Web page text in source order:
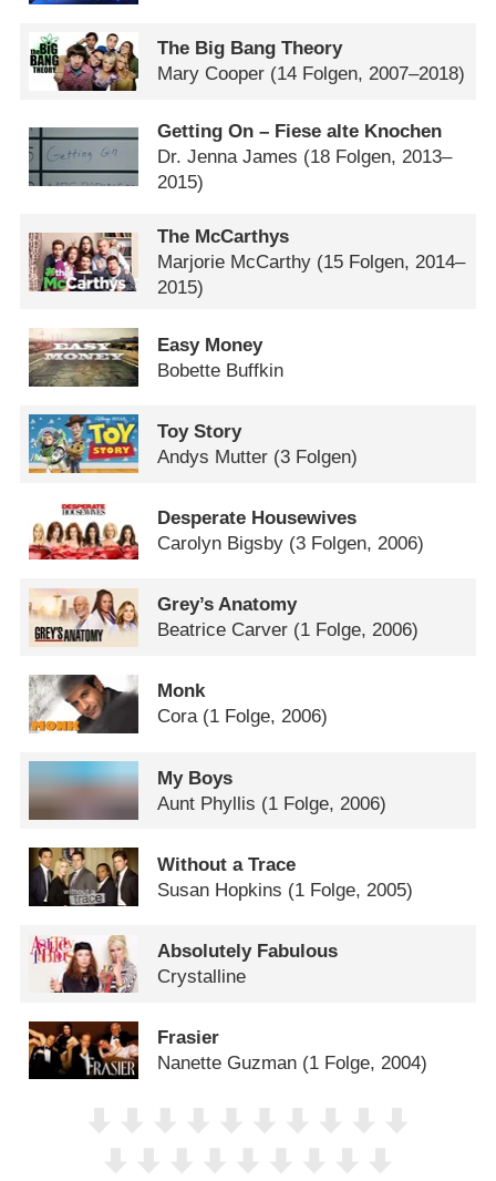
The Big Bang Theory
Mary Cooper (14 Folgen, 2007–2018)
Getting On – Fiese alte Knochen
Dr. Jenna James (18 Folgen, 2013–
2015)
The McCarthys
Marjorie McCarthy (15 Folgen, 2014–
2015)
Easy Money
Bobette Buffkin
Toy Story
Andys Mutter (3 Folgen)
Desperate Housewives
Carolyn Bigsby (3 Folgen, 2006)
Grey’s Anatomy
Beatrice Carver (1 Folge, 2006)
Monk
Cora (1 Folge, 2006)
My Boys
Aunt Phyllis (1 Folge, 2006)
Without a Trace
Susan Hopkins (1 Folge, 2005)
Absolutely Fabulous
Crystalline
Frasier
Nanette Guzman (1 Folge, 2004)